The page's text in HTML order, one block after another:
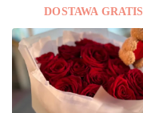
DOSTAWA GRATIS